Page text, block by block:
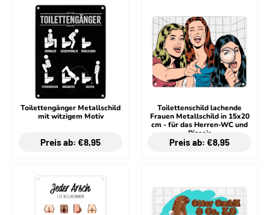
Toilettengänger Metallschild
mit witzigem Motiv
Preis ab: €8,95
Toilettenschild lachende
Frauen Metallschild in 15x20
cm - für das Herren-WC und
Pissoir
Preis ab: €8,95